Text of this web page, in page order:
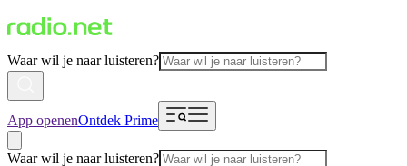
Waar wil je naar luisteren?
App openenOntdek Prime
Waar wil je naar luisteren?